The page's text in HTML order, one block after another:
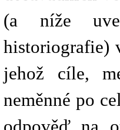
(a níže
historiografie)
jehož cíle,
neměnné po